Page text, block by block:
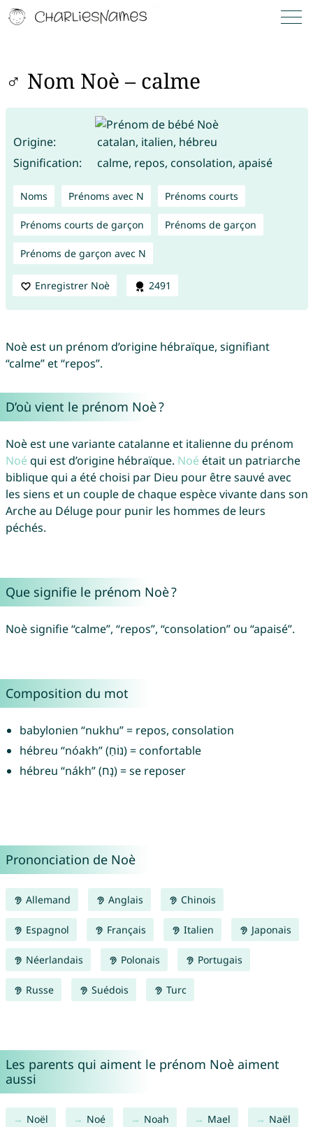
♂ Nom Noè – calme
Origine:
catalan, italien, hébreu
Signification:
calme, repos, consolation, apaisé
Noms Prénoms avec N Prénoms courts
Prénoms courts de garçon Prénoms de garçon
Prénoms de garçon avec N
Enregistrer Noè 2491
Noè est un prénom d’origine hébraïque, signifiant
“calme” et “repos”.
D’où vient le prénom Noè ?
Noè est une variante catalanne et italienne du prénom
Noé qui est d’origine hébraïque. Noé était un patriarche
biblique qui a été choisi par Dieu pour être sauvé avec
les siens et un couple de chaque espèce vivante dans son
Arche au Déluge pour punir les hommes de leurs
péchés.
Que signifie le prénom Noè ?
Noè signifie “calme”, “repos”, “consolation” ou “apaisé”.
Composition du mot
babylonien “nukhu” = repos, consolation
hébreu “nóakh” (נוֹחַ) = confortable
hébreu “nákh” (נָח) = se reposer
Prononciation de Noè
Allemand Anglais Chinois
Espagnol Français Italien Japonais
Néerlandais Polonais Portugais
Russe Suédois Turc
Les parents qui aiment le prénom Noè aiment
aussi
Noël Noé Noah Mael Naël